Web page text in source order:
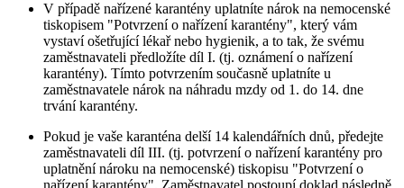
V případě nařízené karantény uplatníte nárok na nemocenské
tiskopisem "Potvrzení o nařízení karantény", který vám
vystaví ošetřující lékař nebo hygienik, a to tak, že svému
zaměstnavateli předložíte díl I. (tj. oznámení o nařízení
karantény). Tímto potvrzením současně uplatníte u
zaměstnavatele nárok na náhradu mzdy od 1. do 14. dne
trvání karantény.
Pokud je vaše karanténa delší 14 kalendářních dnů, předejte
zaměstnavateli díl III. (tj. potvrzení o nařízení karantény pro
uplatnění nároku na nemocenské) tiskopisu "Potvrzení o
nařízení karantény". Zaměstnavatel postoupí doklad následně